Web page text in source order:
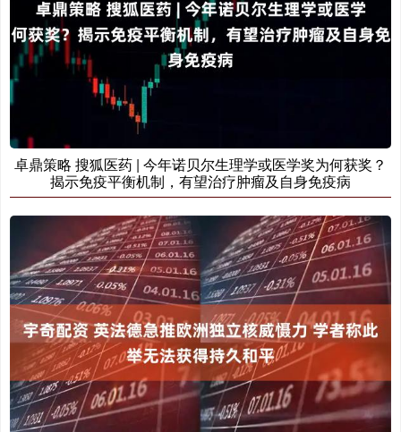
卓鼎策略 搜狐医药 | 今年诺贝尔生理学或医学奖为何获奖？
揭示免疫平衡机制，有望治疗肿瘤及自身免疫病